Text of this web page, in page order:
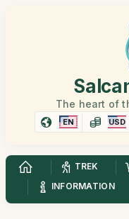
The heart of
EN USD
TREK
INFORMATION